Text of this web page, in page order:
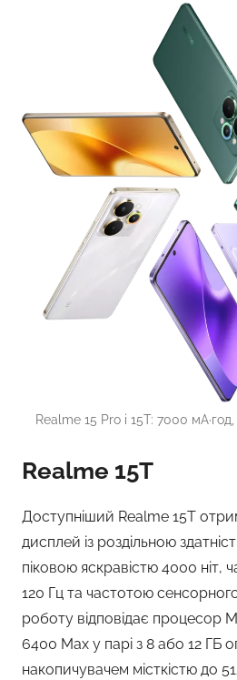
Realme 15 Pro і 15T: 7000
Realme 15T
Доступніший Realme 15T
дисплей із роздільною
піковою яскравістю 4000 ніт,
120 Гц та частотою
роботу відповідає процесор
6400 Max у парі з 8 або 12 ГБ
накопичувачем місткістю до